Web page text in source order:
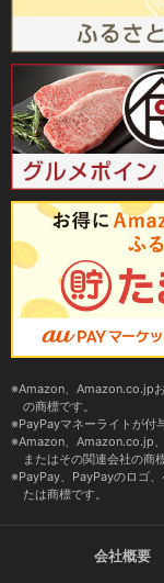
Amazon、Amazon.co.jp
の商標です。
PayPayマネーライトが付
Amazon、Amazon.co.jp
またはその関連会社の商
PayPay、PayPayのロゴ
たは商標です。
会社概要